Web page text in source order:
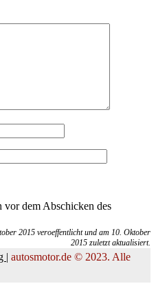
vor dem Abschicken des
2015 veroeffentlicht und am 10. Oktober
2015 zuletzt aktualisiert.
| autosmotor.de © 2023. Alle